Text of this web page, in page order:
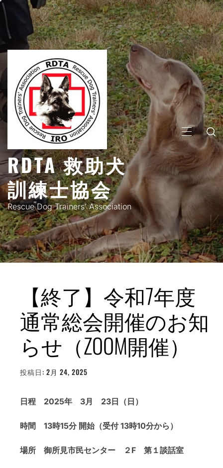
コ
ン
テ
ン
ツ
へ
ス
キ
ッ
プ
RDTA 救助犬
訓練士協会
Rescue Dog Trainers’ Association
メ
イ
ン
メ
ニ
ュ
ー
【終了】令和7年度
通常総会開催のお知
らせ（ZOOM開催）
投稿日: 2月 24, 2025
WEBMASTER
日程 2025年 3月 23日（日）
時間 13時15分 開始（受付 13時10分から）
場所 御所見市民センター ２F 第１談話室